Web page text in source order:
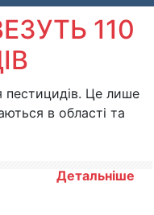
110
пестицидів. Це лише
в області та
Детальніше